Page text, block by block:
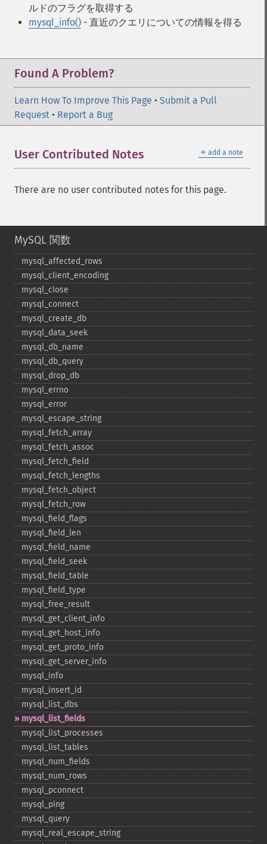
ルドのフラグを取得する
mysql_info() - 直近のクエリについての情報を得る
Found A Problem?
Learn How To Improve This Page • Submit a Pull
Request • Report a Bug
＋ add a note
User Contributed Notes
There are no user contributed notes for this page.
MySQL 関数
mysql_​affected_​rows
mysql_​client_​encoding
mysql_​close
mysql_​connect
mysql_​create_​db
mysql_​data_​seek
mysql_​db_​name
mysql_​db_​query
mysql_​drop_​db
mysql_​errno
mysql_​error
mysql_​escape_​string
mysql_​fetch_​array
mysql_​fetch_​assoc
mysql_​fetch_​field
mysql_​fetch_​lengths
mysql_​fetch_​object
mysql_​fetch_​row
mysql_​field_​flags
mysql_​field_​len
mysql_​field_​name
mysql_​field_​seek
mysql_​field_​table
mysql_​field_​type
mysql_​free_​result
mysql_​get_​client_​info
mysql_​get_​host_​info
mysql_​get_​proto_​info
mysql_​get_​server_​info
mysql_​info
mysql_​insert_​id
mysql_​list_​dbs
mysql_​list_​fields
mysql_​list_​processes
mysql_​list_​tables
mysql_​num_​fields
mysql_​num_​rows
mysql_​pconnect
mysql_​ping
mysql_​query
mysql_​real_​escape_​string